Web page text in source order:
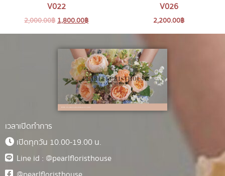
V022
2,000.00฿ 1,800.00฿
V026
2,200.00฿
เวลาเปิดทำการ
เปิดทุกวัน 10.00-19.00 น.
Line id : @pearlfloristhouse